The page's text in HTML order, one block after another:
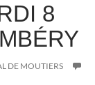
8
DE MOUTIERS